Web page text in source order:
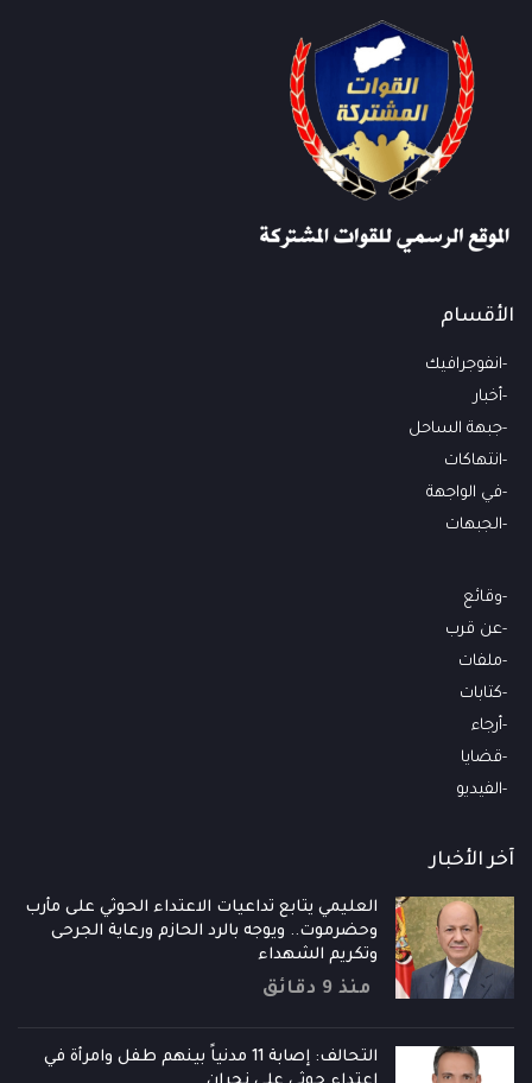
الأقسام
انفوجرافيك
أخبار
جبهة الساحل
انتهاكات
في الواجهة
الجبهات
وقائع
عن قرب
ملفات
كتابات
أرجاء
قضايا
الفيديو
آخر الأخبار
العليمي يتابع تداعيات الاعتداء الحوثي على مأرب
وحضرموت.. ويوجه بالرد الحازم ورعاية الجرحى
وتكريم الشهداء
منذ 9 دقائق
التحالف: إصابة 11 مدنياً بينهم طفل وامرأة في